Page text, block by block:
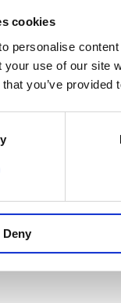
cookies
personalise
your use of our site
you’ve
Deny